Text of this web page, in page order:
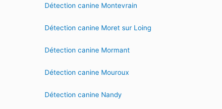
Détection canine Montevrain
Détection canine Moret sur Loing
Détection canine Mormant
Détection canine Mouroux
Détection canine Nandy